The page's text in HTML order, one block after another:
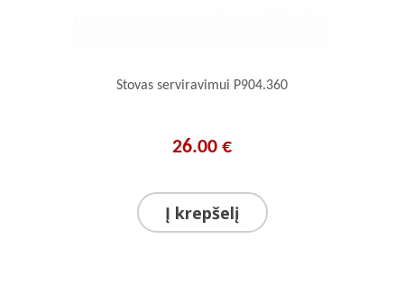
Stovas serviravimui P904.360
26.00 €
Į krepšelį